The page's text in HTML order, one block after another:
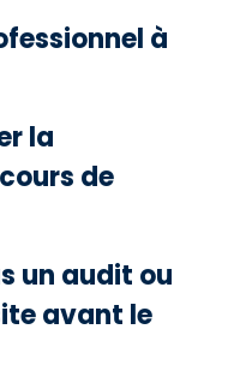
à
la
de
un audit ou
avant le